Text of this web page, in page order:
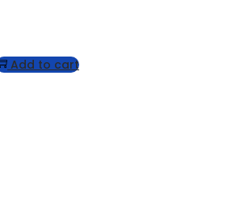
Add to cart